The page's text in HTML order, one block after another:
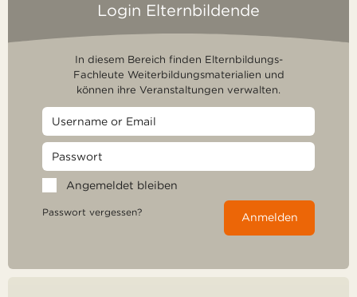
Login Elternbildende
In diesem Bereich finden Elternbildungs-
Fachleute Weiterbildungsmaterialien und
können ihre Veranstaltungen verwalten.
Angemeldet bleiben
Passwort vergessen? Anmelden